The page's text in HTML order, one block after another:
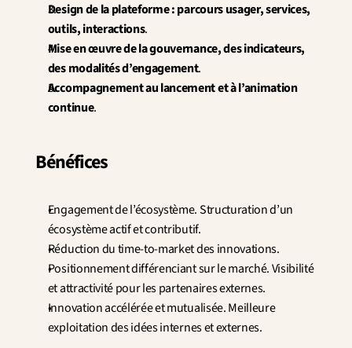
Design de la plateforme : parcours usager, services,
outils, interactions.
Mise en œuvre de la gouvernance, des indicateurs,
des modalités d’engagement.
Accompagnement au lancement et à l’animation
continue.
Bénéfices
Engagement de l’écosystème. Structuration d’un
écosystème actif et contributif.
Réduction du time‑to‑market des innovations.
Positionnement différenciant sur le marché. Visibilité
et attractivité pour les partenaires externes.
Innovation accélérée et mutualisée. Meilleure
exploitation des idées internes et externes.